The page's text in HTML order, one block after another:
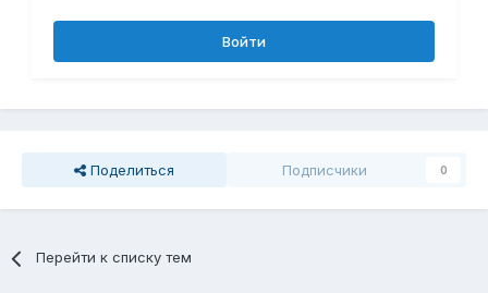
Войти
Поделиться Подписчики 0
Перейти к списку тем